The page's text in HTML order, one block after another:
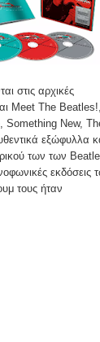
στις αρχικές
Meet The Beatles!,
Something New,
εξώφυλλα
των των
εκδόσεις
τους ήταν